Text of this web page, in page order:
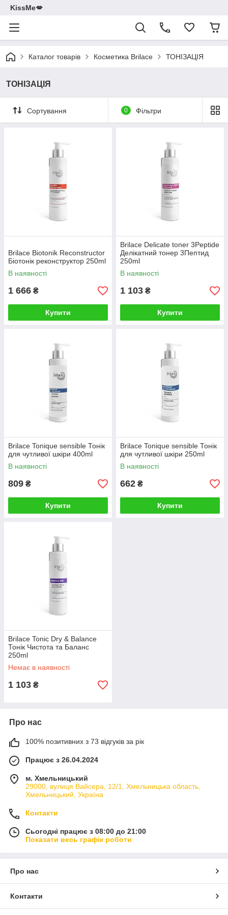
KissMe💋
Каталог товарів Косметика Brilace ТОНІЗАЦІЯ
ТОНІЗАЦІЯ
Сортування 0 Фільтри
Brilace Biotonik Reconstructor
Біотонік реконструктор 250ml
В наявності
1 666 ₴
Купити
Brilace Delicate toner 3Peptide
Делікатний тонер 3Пептид
250ml
В наявності
1 103 ₴
Купити
Brilace Tonique sensible Тонік
для чутливої шкіри 400ml
В наявності
809 ₴
Купити
Brilace Tonique sensible Тонік
для чутливої шкіри 250ml
В наявності
662 ₴
Купити
Brilace Tonic Dry & Balance
Тонік Чистота та Баланс
250ml
Немає в наявності
1 103 ₴
Про нас
100% позитивних з 73 відгуків за рік
Працює з 26.04.2024
м. Хмельницький
29000, вулиця Вайсера, 12/1, Хмельницька область,
Хмельницький, Україна
Контакти
Сьогодні працює з 08:00 до 21:00
Показати весь графік роботи
Про нас
Контакти